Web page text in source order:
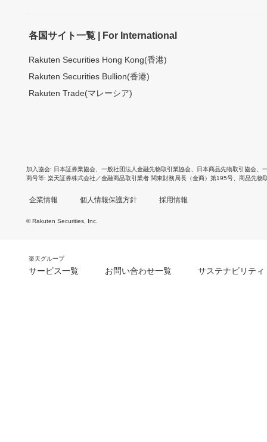
各国サイト一覧 | For International
Rakuten Securities Hong Kong(香港)
Rakuten Securities Bullion(香港)
Rakuten Trade(マレーシア)
加入協会 日本証券業協会 一般社団法人金融先物取引業協会 日本商品先物取引協会
商号等 楽天証券株式会社／金融商品取引業者 関東財務局長（金商）第195号、商品先物
企業情報 個人情報保護方針 採用情報
© Rakuten Securities, Inc.
楽天グループ
サービス一覧 お問い合わせ一覧 サステナビリティ